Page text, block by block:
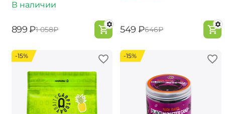
В наличии
‍899‍ ₽‍1 058‍₽ ‍549‍ ₽‍646‍₽
-15% -15%